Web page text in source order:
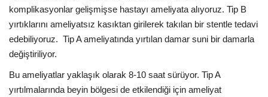
komplikasyonlar gelişmişse hastayı ameliyata alıyoruz. Tip B
yırtıklarını ameliyatsız kasıktan girilerek takılan bir stentle tedavi
edebiliyoruz. Tip A ameliyatında yırtılan damar suni bir damarla
değiştiriliyor.
Bu ameliyatlar yaklaşık olarak 8-10 saat sürüyor. Tip A
yırtılmalarında beyin bölgesi de etkilendiği için ameliyat